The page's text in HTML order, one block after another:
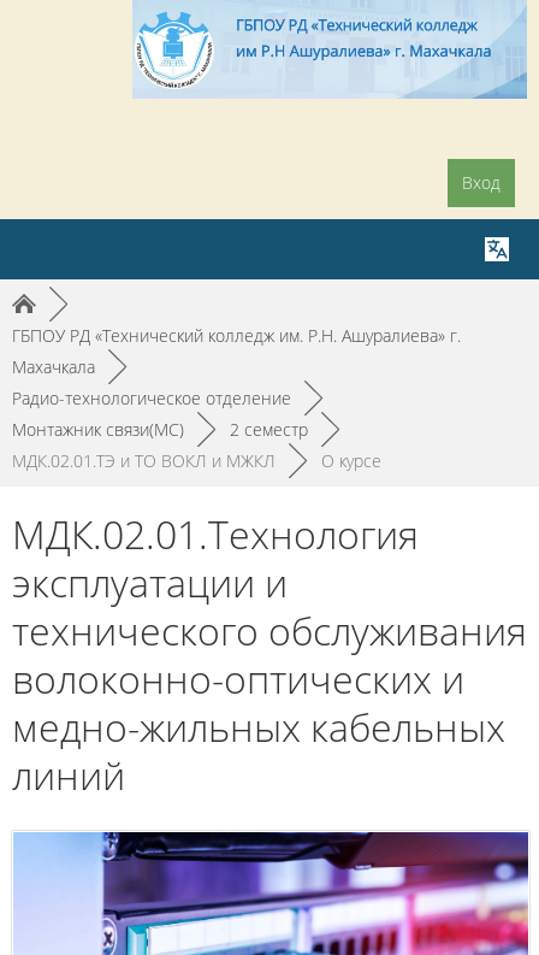
Вход
►
ГБПОУ РД «Технический колледж им. Р.Н. Ашуралиева» г.
Махачкала
►
Радио-технологическое отделение
►
Монтажник связи(МС)
► 2 семестр
►
МДК.02.01.ТЭ и ТО ВОКЛ и МЖКЛ
► О курсе
МДК.02.01.Технология
эксплуатации и
технического обслуживания
волоконно-оптических и
медно-жильных кабельных
линий